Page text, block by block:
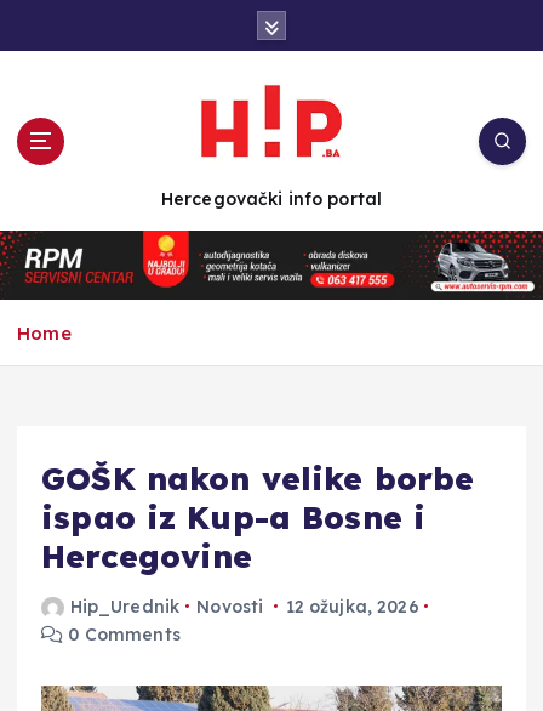
n
t
e
Hercegovački info portal
Home
GOŠK nakon velike borbe
ispao iz Kup-a Bosne i
Hercegovine
Hip_Urednik Novosti
12 ožujka, 2026
0 Comments